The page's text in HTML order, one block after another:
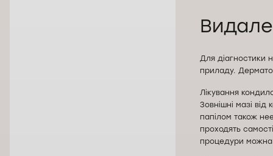
Для діагностики
приладу.
Лікування
Зовнішні мазі
папілом також
проходять
процедури можна